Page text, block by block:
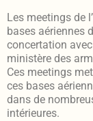
Les meetings de
bases aériennes
concertation avec
ministère des
Ces meetings
ces bases
dans de
intérieures.